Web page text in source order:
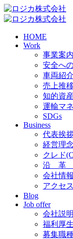
HOME
Work
事業案内
安全へ
車両紹介
売上推移
知的資
運輸マ
SDGs
Business
代表挨
経営理念
クレド
沿 革
会社情報
アクセス
Blog
Job offer
会社説
福利厚生
募集職